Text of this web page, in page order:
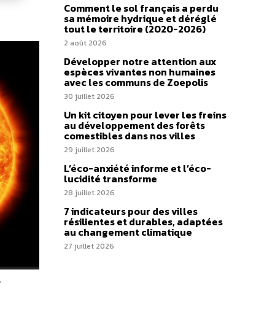
Comment le sol français a perdu
sa mémoire hydrique et déréglé
tout le territoire (2020-2026)
2 août 2026
Développer notre attention aux
espèces vivantes non humaines
avec les communs de Zoepolis
30 juillet 2026
Un kit citoyen pour lever les freins
au développement des forêts
comestibles dans nos villes
29 juillet 2026
L’éco-anxiété informe et l’éco-
lucidité transforme
28 juillet 2026
7 indicateurs pour des villes
résilientes et durables, adaptées
au changement climatique
27 juillet 2026